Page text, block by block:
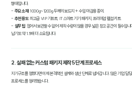
형태입니다.
- 주요 소재: 1000g~1200g 두께의 보드지 + 수입 마감용 종이.
- 추천 용도: 최고급 VIP 기프트, IT 스마트 기기 패키지, 프리미엄 웰컴 키트.
- 실무 팁: 접어서 보관할 수 없어 제작 수량이 많을 경우 넓은 창고 공간이 필수입
납기도 약 1.5배 더 소요됩니다.
2. 실패 없는 커스텀 패키지 제작 5단계 프로세스
지기구조를 정했다면 이제 본격적인 설계와 생산 단계로 넘어갑니다. 많은 기업 담
프로세스를 정리했습니다.